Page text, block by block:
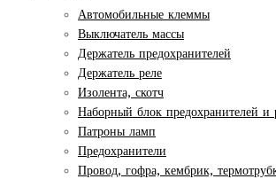
Автомобильные клеммы
Выключатель массы
Держатель предохранителей
Держатель реле
Изолента, скотч
Наборный блок предохранителей и
Патроны ламп
Предохранители
Провод, гофра, кембрик,